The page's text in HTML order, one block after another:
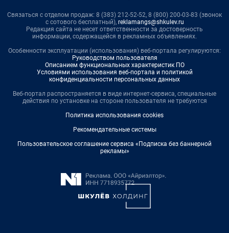
Связаться с отделом продаж: 8 (383) 212-52-52, 8 (800) 200-03-83 (звонок
с сотового бесплатный), reklamangs@shkulev.ru
Редакция сайта не несет ответственности за достоверность
информации, содержащейся в рекламных объявлениях.
Особенности эксплуатации (использования) веб-портала регулируются:
Руководством пользователя
Описанием функциональных характеристик ПО
Условиями использования веб-портала и политикой
конфиденциальности персональных данных
Веб-портал распространяется в виде интернет-сервиса, специальные
действия по установке на стороне пользователя не требуются
Политика использования cookies
Рекомендательные системы
Пользовательское соглашение сервиса «Подписка без баннерной
рекламы»